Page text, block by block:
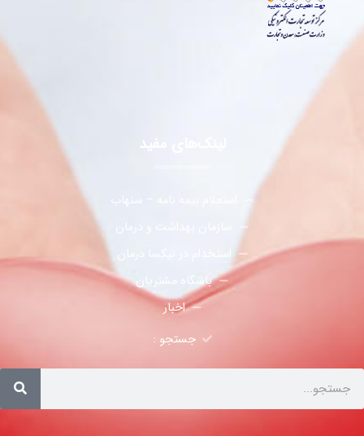
لینک‌های مفید
استعلام بیمه نامه – سنهاب
باشگاه مشتریان
اخبار
جستجو :